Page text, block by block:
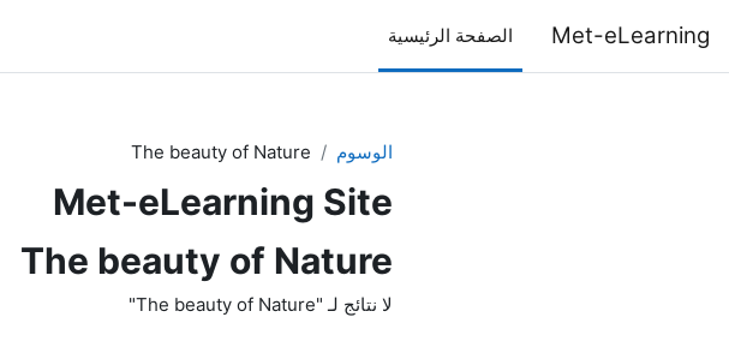
Met-eLearning الصفحة الرئيسية
الوسوم The beauty of Nature
Met-eLearning Site
The beauty of Nature
لا نتائج لـ "The beauty of Nature"